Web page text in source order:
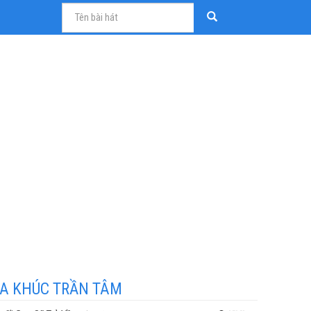
KHÚC TRẦN TÂM